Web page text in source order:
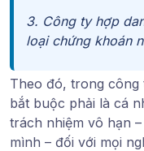
3. Công ty hợp
loại chứng khoán
Theo đó, trong công
bắt buộc phải là cá
trách nhiệm vô hạn
mình – đối với mọi